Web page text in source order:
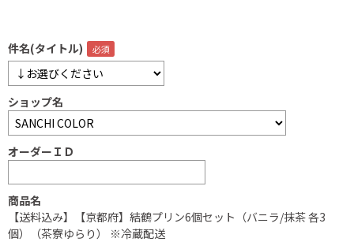
件名(タイトル)
ショップ名
オーダーＩＤ
商品名
【送料込み】【京都府】結鶴プリン6個セット（バニラ/抹茶 各3
個）（茶寮ゆらり） ※冷蔵配送